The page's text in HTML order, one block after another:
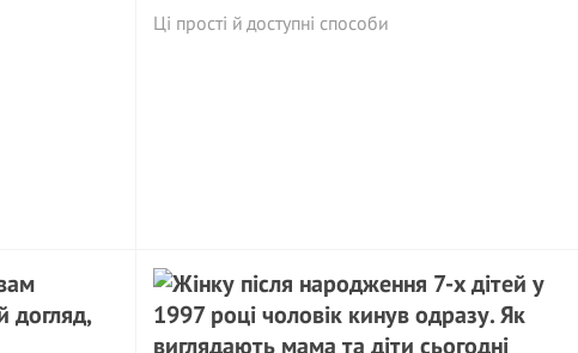
Ці прості й доступні способи